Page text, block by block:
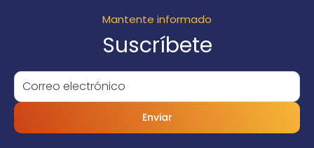
Mantente informado
Suscríbete
Enviar